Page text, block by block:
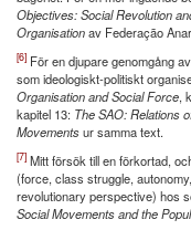
Objectives: Social Revolution
Organisationav Federação
[6] För en djupare genomgång
som ideologiskt-politiskt
Organisation and Social Force,
kapitel 13: The SAO: Relations
Movementsur samma text.
[7] Mitt försök till en förkortad,
(force, class struggle,
revolutionary perspective) hos
Social Movements and the